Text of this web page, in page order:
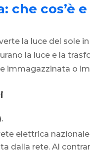
che cos’è
la luce del sole
la luce e la
o
elettrica
dalla rete. Al